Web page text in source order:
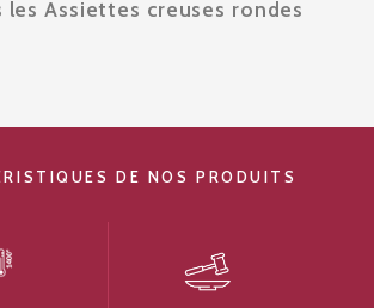
les Assiettes creuses rondes
DE NOS PRODUITS